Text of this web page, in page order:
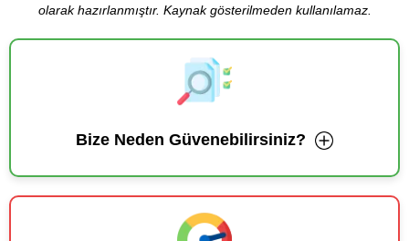
olarak hazırlanmıştır. Kaynak gösterilmeden kullanılamaz.
Bize Neden Güvenebilirsiniz?